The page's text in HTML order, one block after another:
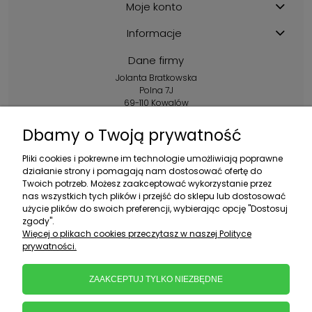
Moje konto
Informacje
Dane firmy
Jolanta Bratkowska
Polna 7J
69-110 Kowalów
+48 602 356 983
pon.-pt.: 10:00-16:00
sklep@ebratek.pl
Dbamy o Twoją prywatność
Pliki cookies i pokrewne im technologie umożliwiają poprawne
działanie strony i pomagają nam dostosować ofertę do
Twoich potrzeb. Możesz zaakceptować wykorzystanie przez
nas wszystkich tych plików i przejść do sklepu lub dostosować
użycie plików do swoich preferencji, wybierając opcję "Dostosuj
zgody".
Więcej o plikach cookies przeczytasz w naszej Polityce
prywatności.
ZAAKCEPTUJ TYLKO NIEZBĘDNE